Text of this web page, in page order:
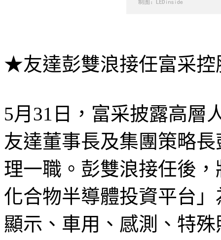
★友達彭雙浪接任富采控
5月31日，富采披露高層
友達董事長及集團策略
理一職。彭雙浪接任後
化合物半導體投資平台
顯示、車用、感測、特